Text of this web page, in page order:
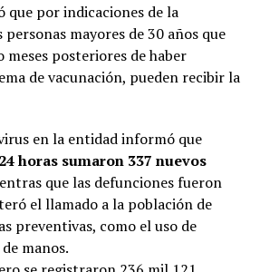
por indicaciones de la
mayores de 30 años que
posteriores de haber
de vacunación, pueden recibir la
en la entidad informó que
24 horas sumaron 337 nuevos
que las defunciones fueron
el llamado a la población de
preventivas, como el uso de
manos.